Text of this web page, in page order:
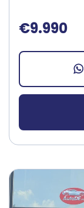
€9.990